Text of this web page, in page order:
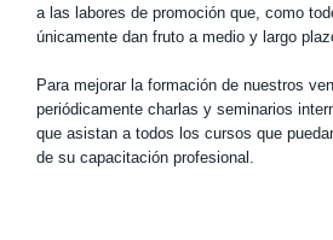
a las labores de promoción que, como
únicamente dan fruto a medio y largo
Para mejorar la formación de nuestros
periódicamente charlas y seminarios
que asistan a todos los cursos que
de su capacitación profesional.